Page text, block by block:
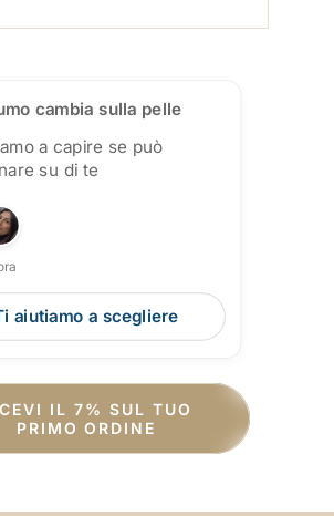
cambia sulla pelle
a capire se può
su di te
aiutiamo a scegliere
IL 7% SUL TUO
PRIMO ORDINE